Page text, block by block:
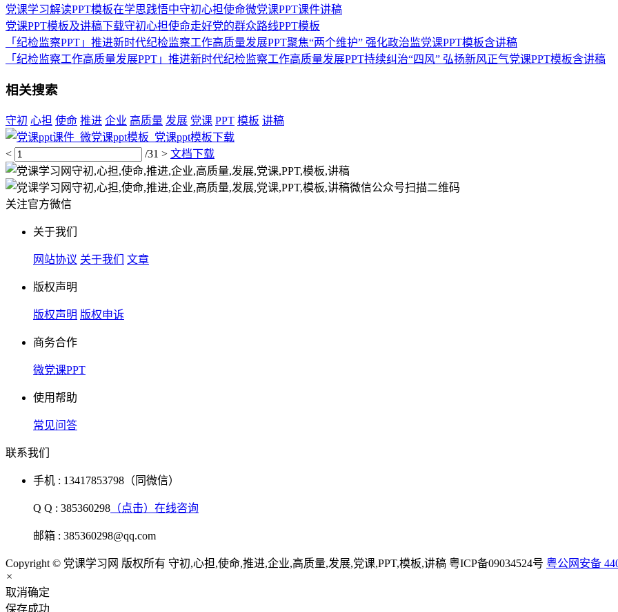
党课学习解读PPT模板在学思践悟中守初心担使命微党课PPT课件讲稿
党课PPT模板及讲稿下载守初心担使命走好党的群众路线PPT模板
「纪检监察PPT」推进新时代纪检监察工作高质量发展PPT聚焦“两个维护” 强化政治监党课PPT模板含讲稿
「纪检监察工作高质量发展PPT」推进新时代纪检监察工作高质量发展PPT持续纠治“四风” 弘扬新风正气党课PPT模板含讲稿
相关搜索
守初 心担 使命 推进 企业 高质量 发展 党课 PPT 模板 讲稿
< /31 > 文档下载
扫描二维码
关注官方微信
关于我们
网站协议 关于我们 文章
版权声明
版权声明 版权申诉
商务合作
微党课PPT
使用帮助
常见问答
联系我们
手机 : 13417853798（同微信）
Q Q : 385360298 （点击）在线咨询
邮箱 : 385360298@qq.com
Copyright © 党课学习网 版权所有 守初,心担,使命,推进,企业,高质量,发展,党课,PPT,模板,讲稿 粤ICP备09034524号 粤公网安备
×
取消确定
保存成功